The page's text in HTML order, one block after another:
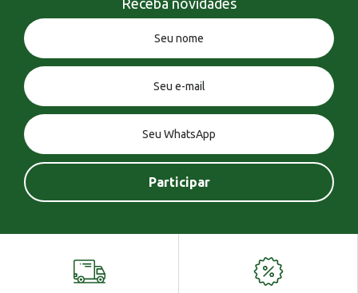
Receba novidades
Você tem uma mensagem!